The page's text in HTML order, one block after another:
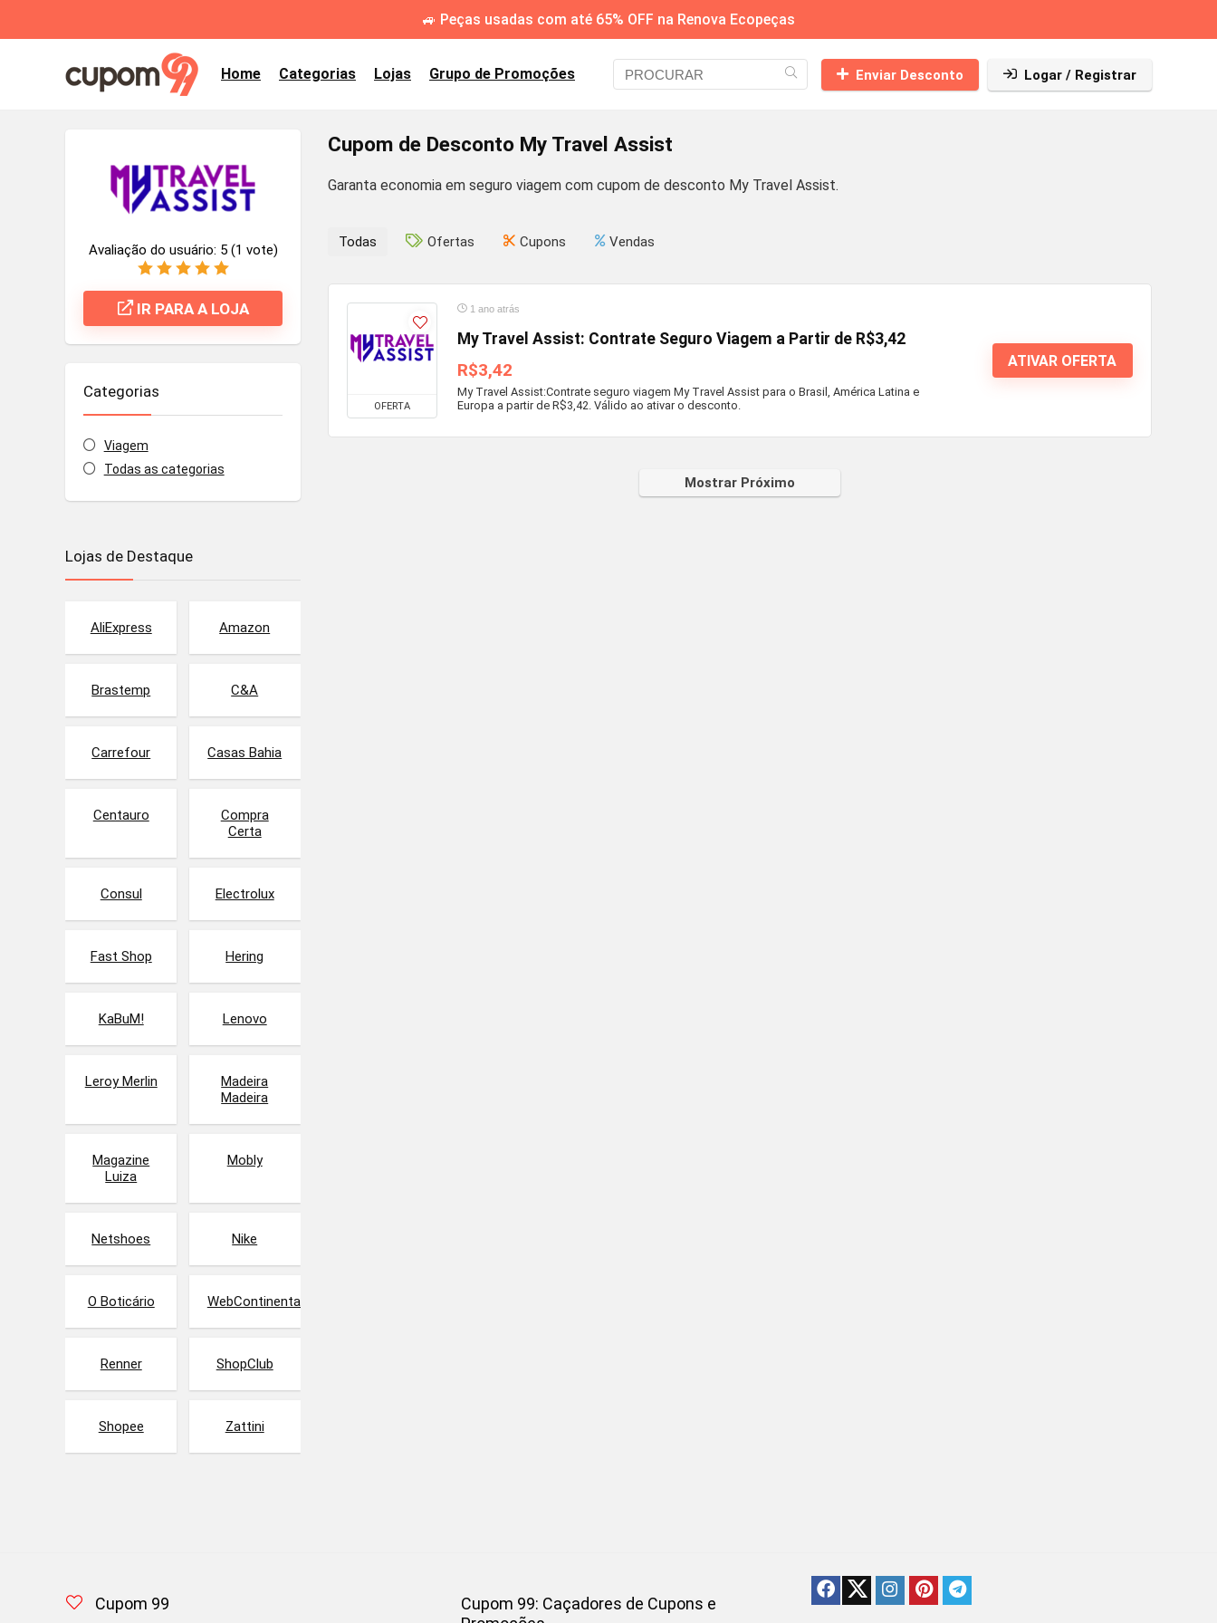
🚙 Peças usadas com até 65% OFF na Renova Ecopeças
Home Categorias Lojas Grupo de Promoções Enviar Desconto Logar / Registrar
Cupom de Desconto My Travel Assist
Garanta economia em seguro viagem com cupom de desconto My Travel Assist.
Avaliação do usuário: 5 (1 vote)
IR PARA A LOJA
Categorias
Viagem
Todas as categorias
Todas Ofertas Cupons Vendas
OFERTA
1 ano atrás
My Travel Assist: Contrate Seguro Viagem a Partir de R$3,42
R$3,42
My Travel Assist:Contrate seguro viagem My Travel Assist para o Brasil, América Latina e
Europa a partir de R$3,42. Válido ao ativar o desconto.
ATIVAR OFERTA
Mostrar Próximo
Lojas de Destaque
AliExpress Amazon
Brastemp C&A
Carrefour Casas Bahia
Centauro
Compra
Certa
Consul Electrolux
Fast Shop Hering
KaBuM! Lenovo
Leroy Merlin
Madeira
Madeira
Magazine
Luiza
Mobly
Netshoes Nike
O Boticário WebContinental
Renner ShopClub
Shopee Zattini
Cupom 99
Cupom 99: Caçadores de Cupons e